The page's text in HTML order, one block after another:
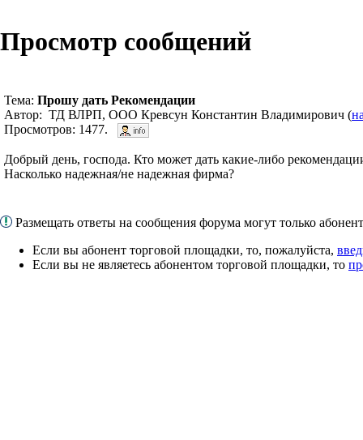
Просмотр сообщений
Тема: Прошу дать Рекомендации
Автор: ТД ВЛРП, ООО Кревсун Константин Владимирович (
Просмотров: 1477.
Добрый день, господа. Кто может дать какие-либо
Насколько надежная/не надежная фирма?
Размещать ответы на сообщения форума могут только
Если вы абонент торговой площадки, то, пожалуйста,
Если вы не являетесь абонентом торговой площадки, то